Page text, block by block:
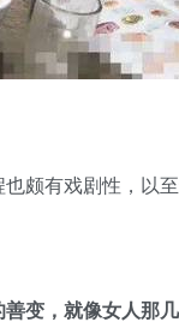
颇有戏剧性，以
变，就像女人那